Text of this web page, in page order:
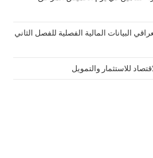
البيانات المالية الفصلية للفصل الثاني
للاستثمار والتمويل